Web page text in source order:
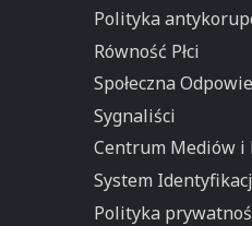
Polityka
Równość Płci
Społeczna
Sygnaliści
Centrum Mediów i
System
Polityka